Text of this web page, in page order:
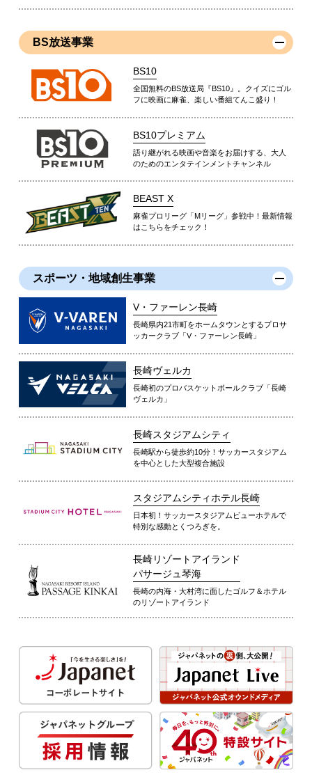
BS放送事業
BS10
全国無料のBS放送局『BS10』。クイズにゴル
フに映画に麻雀、楽しい番組てんこ盛り！
BS10プレミアム
語り継がれる映画や音楽をお届けする、大人
のためのエンタテインメントチャンネル
BEAST X
麻雀プロリーグ「Mリーグ」参戦中！最新情報
はこちらをチェック！
スポーツ・地域創生事業
V・ファーレン長崎
長崎県内21市町をホームタウンとするプロサ
ッカークラブ「V・ファーレン長崎」
長崎ヴェルカ
長崎初のプロバスケットボールクラブ「長崎
ヴェルカ」
長崎スタジアムシティ
長崎駅から徒歩約10分！サッカースタジアム
を中心とした大型複合施設
スタジアムシティホテル長崎
日本初！サッカースタジアムビューホテルで
特別な感動とくつろぎを。
長崎リゾートアイランド
パサージュ琴海
長崎の内海・大村湾に面したゴルフ＆ホテル
のリゾートアイランド